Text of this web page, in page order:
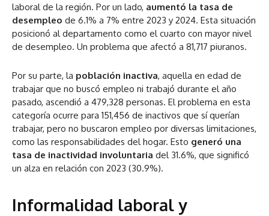
laboral de la región. Por un lado, aumentó la tasa de
desempleo de 6.1% a 7% entre 2023 y 2024. Esta situación
posicionó al departamento como el cuarto con mayor nivel
de desempleo. Un problema que afectó a 81,717 piuranos.
Por su parte, la población inactiva, aquella en edad de
trabajar que no buscó empleo ni trabajó durante el año
pasado, ascendió a 479,328 personas. El problema en esta
categoría ocurre para 151,456 de inactivos que sí querían
trabajar, pero no buscaron empleo por diversas limitaciones,
como las responsabilidades del hogar. Esto generó una
tasa de inactividad involuntaria del 31.6%, que significó
un alza en relación con 2023 (30.9%).
Informalidad laboral y